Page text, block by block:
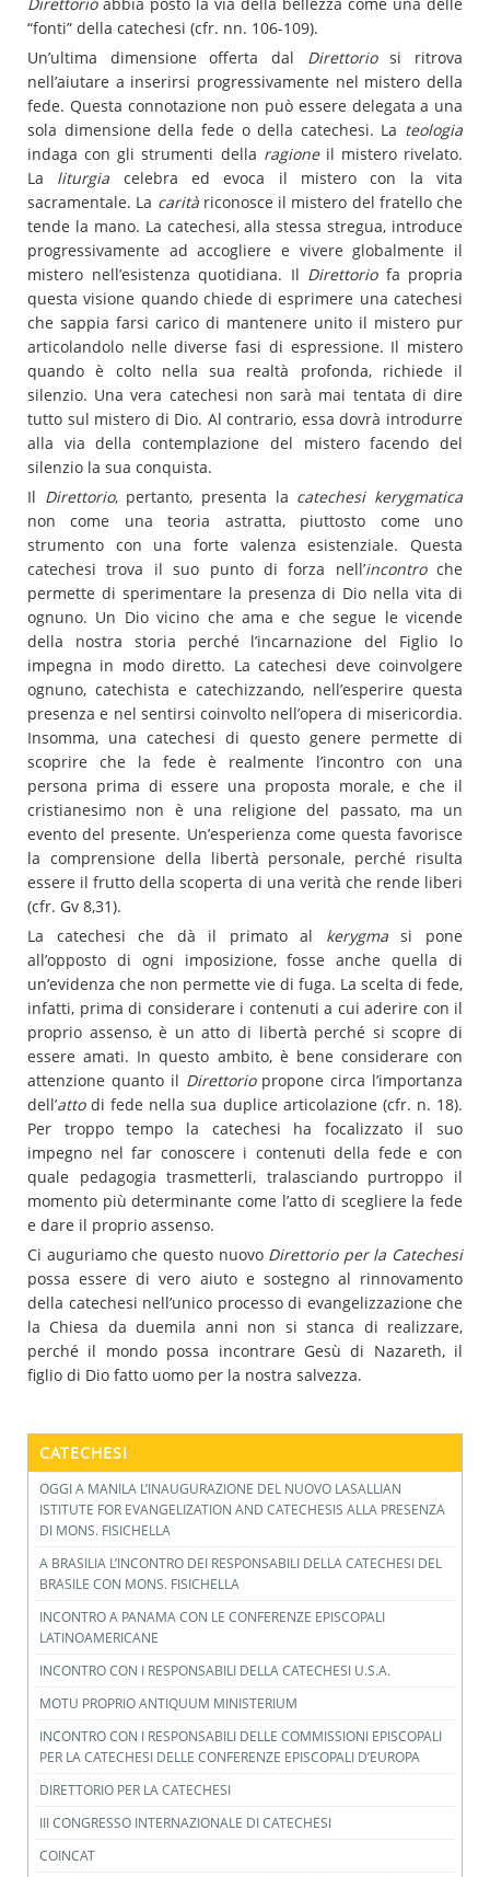
“fonti” della catechesi (cfr. nn. 106-109).
Un’ultima dimensione offerta dal Direttoriosi ritrova
nell’aiutare a inserirsi progressivamente nel mistero della
fede. Questa connotazione non può essere delegata a una
sola dimensione della fede o della catechesi. La teologia
indaga con gli strumenti della ragioneil mistero rivelato.
La liturgia celebra ed evoca il mistero con la vita
sacramentale. La caritàriconosce il mistero del fratello che
tende la mano. La catechesi, alla stessa stregua, introduce
progressivamente ad accogliere e vivere globalmente il
mistero nell’esistenza quotidiana. Il Direttoriofa propria
questa visione quando chiede di esprimere una catechesi
che sappia farsi carico di mantenere unito il mistero pur
articolandolo nelle diverse fasi di espressione. Il mistero
quando è colto nella sua realtà profonda, richiede il
silenzio. Una vera catechesi non sarà mai tentata di dire
tutto sul mistero di Dio. Al contrario, essa dovrà introdurre
alla via della contemplazione del mistero facendo del
silenzio la sua conquista.
Il Direttorio, pertanto, presenta la catechesi kerygmatica
non come una teoria astratta, piuttosto come uno
strumento con una forte valenza esistenziale. Questa
catechesi trova il suo punto di forza nell’incontroche
permette di sperimentare la presenza di Dio nella vita di
ognuno. Un Dio vicino che ama e che segue le vicende
della nostra storia perché l’incarnazione del Figlio lo
impegna in modo diretto. La catechesi deve coinvolgere
ognuno, catechista e catechizzando, nell’esperire questa
presenza e nel sentirsi coinvolto nell’opera di misericordia.
Insomma, una catechesi di questo genere permette di
scoprire che la fede è realmente l’incontro con una
persona prima di essere una proposta morale, e che il
cristianesimo non è una religione del passato, ma un
evento del presente. Un’esperienza come questa favorisce
la comprensione della libertà personale, perché risulta
essere il frutto della scoperta di una verità che rende liberi
(cfr. Gv 8,31).
La catechesi che dà il primato al kerygmasi pone
all’opposto di ogni imposizione, fosse anche quella di
un’evidenza che non permette vie di fuga. La scelta di fede,
infatti, prima di considerare i contenuti a cui aderire con il
proprio assenso, è un atto di libertà perché si scopre di
essere amati. In questo ambito, è bene considerare con
attenzione quanto il Direttoriopropone circa l’importanza
dell’attodi fede nella sua duplice articolazione (cfr. n. 18).
Per troppo tempo la catechesi ha focalizzato il suo
impegno nel far conoscere i contenuti della fede e con
quale pedagogia trasmetterli, tralasciando purtroppo il
momento più determinante come l’atto di scegliere la fede
e dare il proprio assenso.
Ci auguriamo che questo nuovo Direttorio per la Catechesi
possa essere di vero aiuto e sostegno al rinnovamento
della catechesi nell’unico processo di evangelizzazione che
la Chiesa da duemila anni non si stanca di realizzare,
perché il mondo possa incontrare Gesù di Nazareth, il
figlio di Dio fatto uomo per la nostra salvezza.
CATECHESI
OGGI A MANILA L’INAUGURAZIONE DEL NUOVO LASALLIAN
ISTITUTE FOR EVANGELIZATION AND CATECHESIS ALLA PRESENZA
DI MONS. FISICHELLA
A BRASILIA L’INCONTRO DEI RESPONSABILI DELLA CATECHESI DEL
BRASILE CON MONS. FISICHELLA
INCONTRO A PANAMA CON LE CONFERENZE EPISCOPALI
LATINOAMERICANE
INCONTRO CON I RESPONSABILI DELLA CATECHESI U.S.A.
MOTU PROPRIO ANTIQUUM MINISTERIUM
INCONTRO CON I RESPONSABILI DELLE COMMISSIONI EPISCOPALI
PER LA CATECHESI DELLE CONFERENZE EPISCOPALI D’EUROPA
DIRETTORIO PER LA CATECHESI
III CONGRESSO INTERNAZIONALE DI CATECHESI
COINCAT